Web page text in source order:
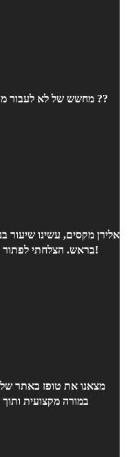
מחשש של לא לעבור מבני נתונים 92 סופי פשוט קוסם, אין עלייך ??
אלירן מקסים, עשינו שיעור
בראש. הצלחתי לפתור מטלה בקורס ולהמשיך לבד. תודה, מומלץ!
מצאנו את טופז באתר
במורה מקצועית